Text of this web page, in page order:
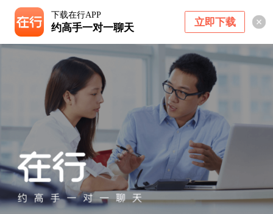
下载在行APP
约高手一对一聊天 立即下载